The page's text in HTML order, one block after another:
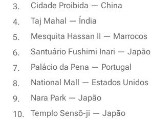
Cidade Proibida — China
Taj Mahal — Índia
Mesquita Hassan II — Marrocos
Santuário Fushimi Inari — Japão
Palácio da Pena — Portugal
National Mall — Estados Unidos
Nara Park — Japão
Templo Sensō-ji — Japão